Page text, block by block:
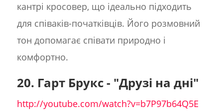
кантрі кросовер, що ідеально підходить
для співаків-початківців. Його розмовний
тон допомагає співати природно і
комфортно.
20. Гарт Брукс - "Друзі на дні"
http://youtube.com/watch?v=b7P97b64Q5E